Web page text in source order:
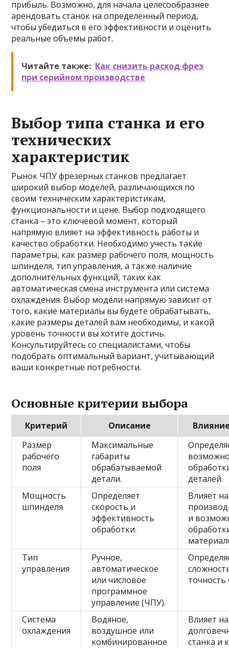
прибыль. Возможно, для начала целесообразнее
арендовать станок на определенный период,
чтобы убедиться в его эффективности и оценить
реальные объемы работ.
Читайте также: Как снизить расход фрез
при серийном производстве
Выбор типа станка и его
технических
характеристик
Рынок ЧПУ фрезерных станков предлагает
широкий выбор моделей, различающихся по
своим техническим характеристикам,
функциональности и цене. Выбор подходящего
станка – это ключевой момент, который
напрямую влияет на эффективность работы и
качество обработки. Необходимо учесть такие
параметры, как размер рабочего поля, мощность
шпинделя, тип управления, а также наличие
дополнительных функций, таких как
автоматическая смена инструмента или система
охлаждения. Выбор модели напрямую зависит от
того, какие материалы вы будете обрабатывать,
какие размеры деталей вам необходимы, и какой
уровень точности вы хотите достичь.
Консультируйтесь со специалистами, чтобы
подобрать оптимальный вариант, учитывающий
ваши конкретные потребности.
Основные критерии выбора
Критерий Описание
Размер
рабочего
поля
Максимальные
габариты
обрабатываемой
детали.
деталей.
Мощность
шпинделя
Определяет
скорость и
эффективность
обработки.
Влияет на
и
Тип
управления
Ручное,
автоматическое
или числовое
программное
управление (ЧПУ).
точность
Система
охлаждения
Водяное,
воздушное или
комбинированное
Влияет на
станка и